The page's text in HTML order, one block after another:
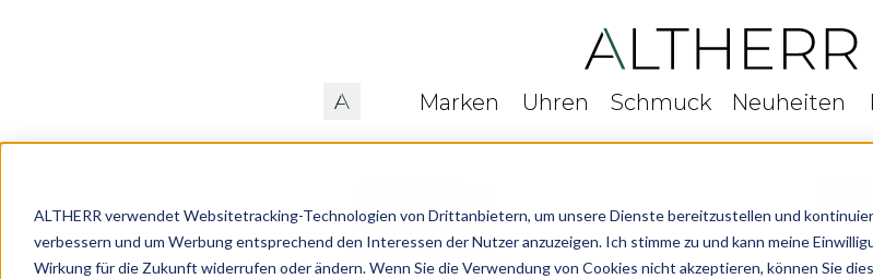
ALTHERR verwendet Websitetracking-Technologien von Drittanbietern, um unsere Dienste bereitzustellen und
verbessern und um Werbung entsprechend den Interessen der Nutzer anzuzeigen. Ich stimme zu und kann meine
Wirkung für die Zukunft widerrufen oder ändern. Wenn Sie die Verwendung von Cookies nicht akzeptieren, können Sie
Marken Uhren Schmuck Neuheiten